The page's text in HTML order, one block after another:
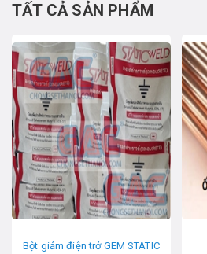
TẤT CẢ SẢN PHẨM
Bột giảm điện trở GEM STATIC